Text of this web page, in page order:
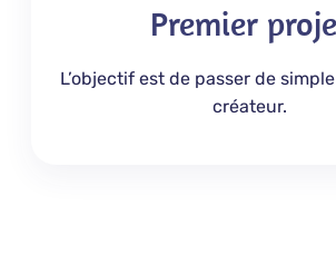
Premier
L’objectif est de passer de
créateur.